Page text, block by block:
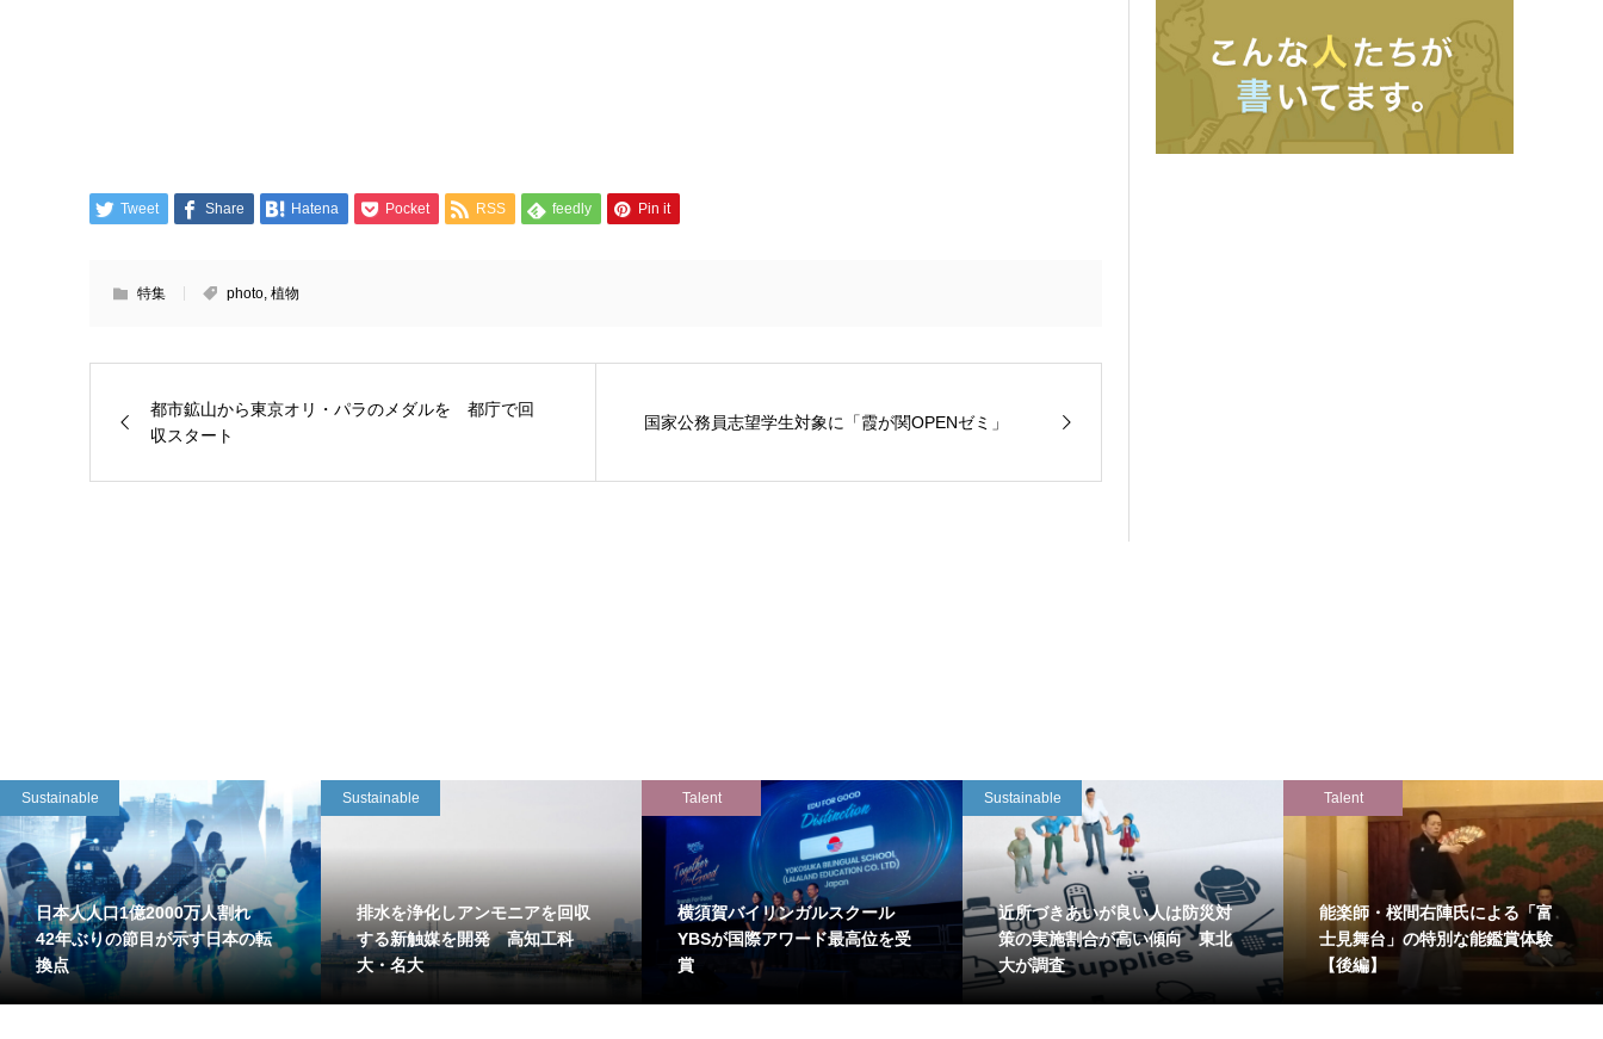
Tweet Share Hatena Pocket RSS feedly Pin it
特集 photo, 植物
都市鉱山から東京オリ・パラのメダルを 都庁で回
収スタート
国家公務員志望学生対象に「霞が関OPENゼミ」
Sustainable
日本人人口1億2000万人割れ
42年ぶりの節目が示す日本の転
換点
Sustainable
排水を浄化しアンモニアを回収
する新触媒を開発 高知工科
大・名大
Talent
横須賀バイリンガルスクール
YBSが国際アワード最高位を受
賞
Sustainable
近所づきあいが良い人は防災対
策の実施割合が高い傾向 東北
大が調査
Talent
能楽師・桜間右陣氏による「富
士見舞台」の特別な能鑑賞体験
【後編】